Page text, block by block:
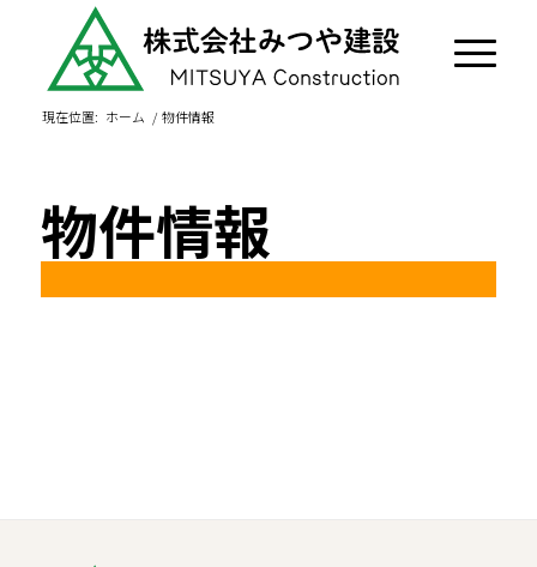
現在位置: ホーム / 物件情報
物件情報